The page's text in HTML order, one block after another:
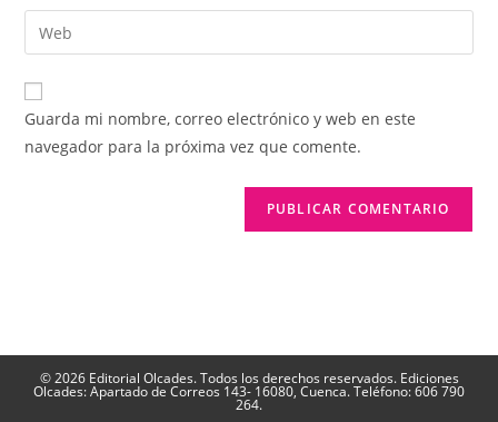
de
usuario
para
comentar
dirección
de
electrónico
para
comentar
Introduce
la
URL
de
Guarda mi nombre, correo electrónico y web en este
navegador para la próxima vez que comente.
© 2026 Editorial Olcades. Todos los derechos reservados. Ediciones
Olcades: Apartado de Correos 143- 16080, Cuenca. Teléfono: 606 790
264.